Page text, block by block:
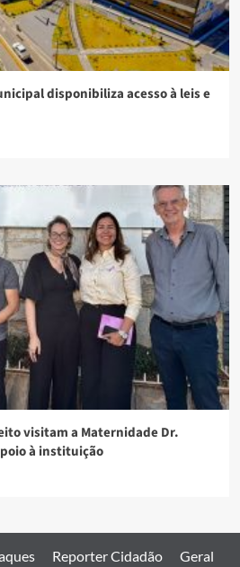
disponibiliza acesso à leis e
visitam a Maternidade Dr.
à instituição
Reporter Cidadão Geral